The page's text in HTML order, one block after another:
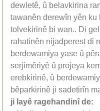
dewletê, û belavkirina
tawanên derewîn yên
tolvekirinê bi wan.. Di
rahatinên nijadperest di
berdewamiya yase û
serjimêriyê û projeya
erebkirinê, û
bêparkirinê ji sadetirîn
ji layê ragehandinîde: